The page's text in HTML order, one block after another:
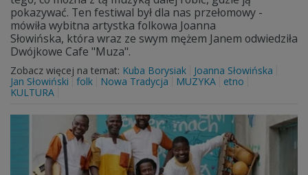
pokazywać. Ten festiwal był dla nas przełomowy -
mówiła wybitna artystka folkowa Joanna
Słowińska, która wraz ze swym mężem Janem odwiedziła
Dwójkowe Cafe "Muza".
Zobacz więcej na temat: Kuba Borysiak
Joanna Słowińska
Jan Słowiński
folk Nowa Tradycja MUZYKA
etno
KULTURA